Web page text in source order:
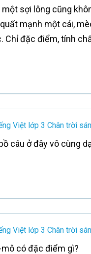
sợi lông cũng
mạnh một cái,
Chỉ đặc điểm, tính
Việt lớp 3 Chân trời
câu ở đây vô cùng
Việt lớp 3 Chân trời
có đặc điểm gì?